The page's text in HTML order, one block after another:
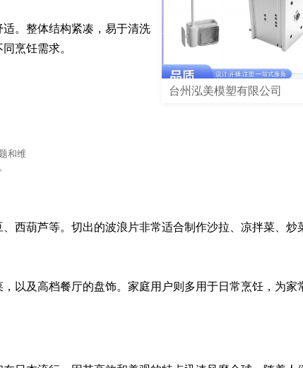
台州泓美模塑有限公司
。整体结构紧凑，易于清洗
烹饪需求。
和维
西葫芦等。切出的波浪片非常适合制作沙拉、凉拌菜、炒
以及高档餐厅的盘饰。家庭用户则多用于日常烹饪，为家